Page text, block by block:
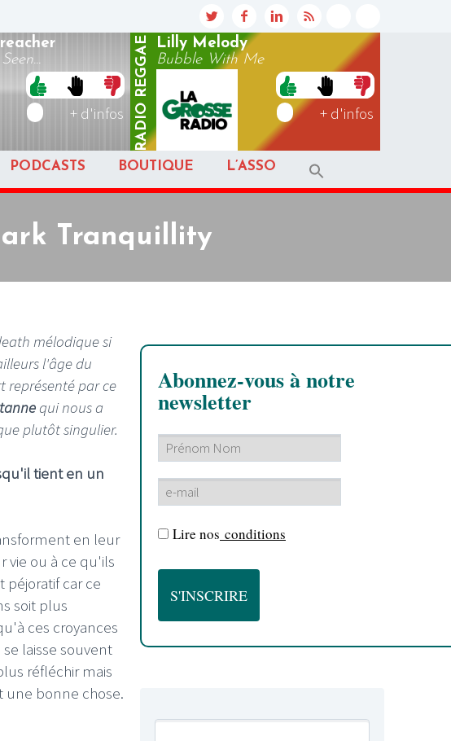
+ d'infos RADIO
REGGAE
Lilly Melody
Bubble With Me
+ d'infos
PODCASTS BOUTIQUE L’ASSO
Tranquillity
mélodique si
l'âge du
représenté par ce
qui nous a
plutôt singulier.
tient en un
en leur
vie ou à ce qu'ils
car ce
soit plus
ces croyances
laisse souvent
réfléchir mais
une bonne chose.
Abonnez-vous à notre
newsletter
Lire nos conditions